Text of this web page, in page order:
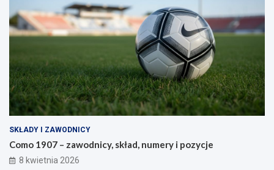
SKŁADY I ZAWODNICY
Como 1907 – zawodnicy, skład, numery i pozycje
8 kwietnia 2026